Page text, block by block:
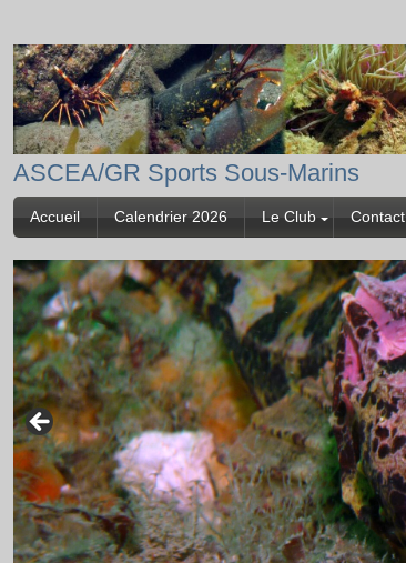
ASCEA/GR Sports Sous-Marins
Accueil Calendrier 2026 Le Club Contact